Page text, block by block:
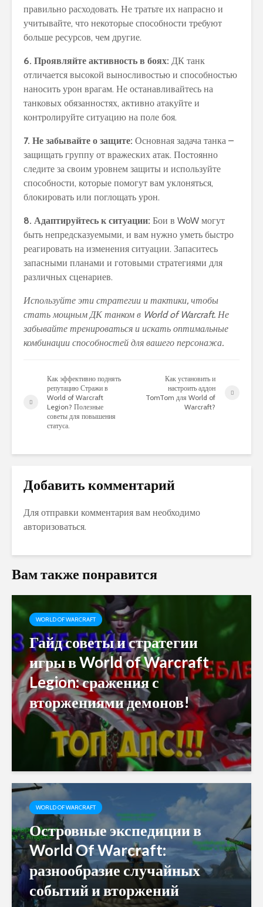
правильно расходовать. Не тратьте их напрасно и
учитывайте, что некоторые способности требуют
больше ресурсов, чем другие.
6. Проявляйте активность в боях: ДК танк
отличается высокой выносливостью и способностью
наносить урон врагам. Не останавливайтесь на
танковых обязанностях, активно атакуйте и
контролируйте ситуацию на поле боя.
7. Не забывайте о защите: Основная задача танка –
защищать группу от вражеских атак. Постоянно
следите за своим уровнем защиты и используйте
способности, которые помогут вам уклоняться,
блокировать или поглощать урон.
8. Адаптируйтесь к ситуации: Бои в WoW могут
быть непредсказуемыми, и вам нужно уметь быстро
реагировать на изменения ситуации. Запаситесь
запасными планами и готовыми стратегиями для
различных сценариев.
Используйте эти стратегии и тактики, чтобы
стать мощным ДК танком в World of Warcraft. Не
забывайте тренироваться и искать оптимальные
комбинации способностей для вашего персонажа.
Как эффективно поднять
репутацию Стражи в
World of Warcraft
Legion? Полезные
советы для повышения
статуса.
Как установить и
настроить аддон
TomTom для World of
Warcraft?
Добавить комментарий
Для отправки комментария вам необходимо
авторизоваться.
Вам также понравится
WORLD OF WARCRAFT
Гайд советы и стратегии
игры в World of Warcraft
Legion: сражения с
вторжениями демонов!
WORLD OF WARCRAFT
Островные экспедиции в
World Of Warcraft:
разнообразие случайных
событий и вторжений